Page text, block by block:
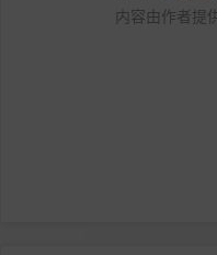
内容由作者提